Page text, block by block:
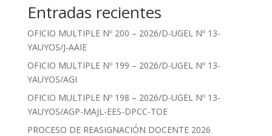
Entradas recientes
OFICIO MULTIPLE Nº 200 – 2026/D-UGEL Nº 13-
YAUYOS/J-AAIE
OFICIO MULTIPLE Nº 199 – 2026/D-UGEL Nº 13-
YAUYOS/AGI
OFICIO MULTIPLE Nº 198 – 2026/D-UGEL Nº 13-
YAUYOS/AGP-MAJL-EES-DPCC-TOE
PROCESO DE REASIGNACIÓN DOCENTE 2026